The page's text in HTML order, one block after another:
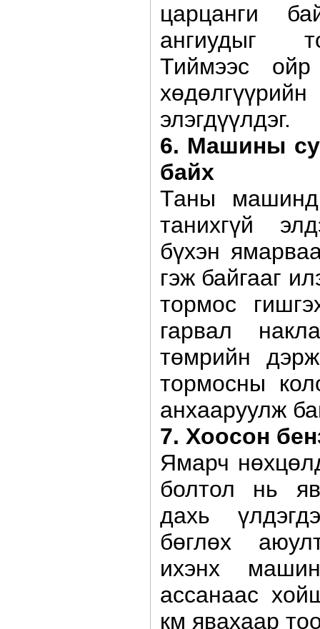
царцанги
ангиудыг
Тиймээс
элэгдүүлдэг.
6. Машины
байх
Таны машинд
танихгүй
бүхэн
гэж байгааг
тормос
гарвал
төмрийн
тормосны
анхааруулж
7. Хоосон
Ямарч
болтол нь
дахь
бөглөх
ихэнх
ассанаас
км явахаар